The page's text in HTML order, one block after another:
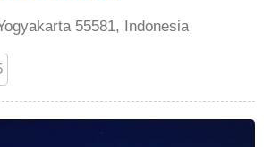
55581, Indonesia